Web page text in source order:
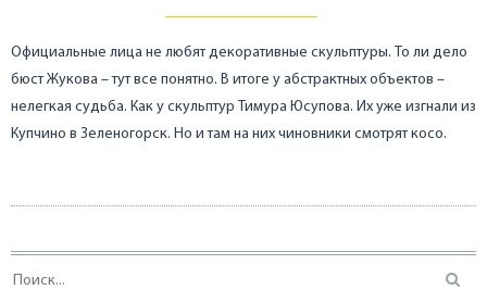
Официальные лица не любят декоративные скульптуры. То ли дело
бюст Жукова – тут все понятно. В итоге у абстрактных объектов –
нелегкая судьба. Как у скульптур Тимура Юсупова. Их уже изгнали из
Купчино в Зеленогорск. Но и там на них чиновники смотрят косо.